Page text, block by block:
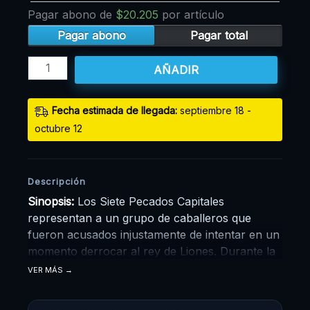
Pagar abono de $20.205 por artículo
Pagar abono
Pagar total
AÑADIR
Fecha estimada de llegada: septiembre 18 -
octubre 12
Descripción
Sinopsis: Los Siete Pecados Capitales
representan a un grupo de caballeros que
fueron acusados injustamente de intentar en un
momento derrocar al rey de Liones. Durante la
revuelta, lograron ser derrotados por los
Una década después, los mismos caballeros
VER MÁS